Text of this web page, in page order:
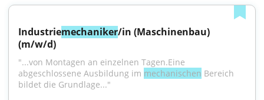
Industriemechaniker/in (Maschinenbau)
(m/w/d)
"...von Montagen an einzelnen Tagen.Eine
abgeschlossene Ausbildung im mechanischen Bereich
bildet die Grundlage..."